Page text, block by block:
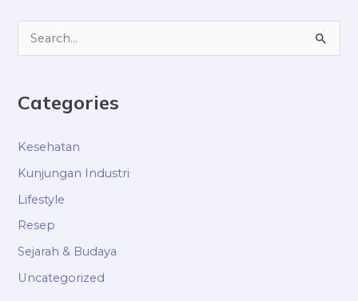
r
r
:
Categories
Kesehatan
Kunjungan Industri
Lifestyle
Resep
Sejarah & Budaya
Uncategorized